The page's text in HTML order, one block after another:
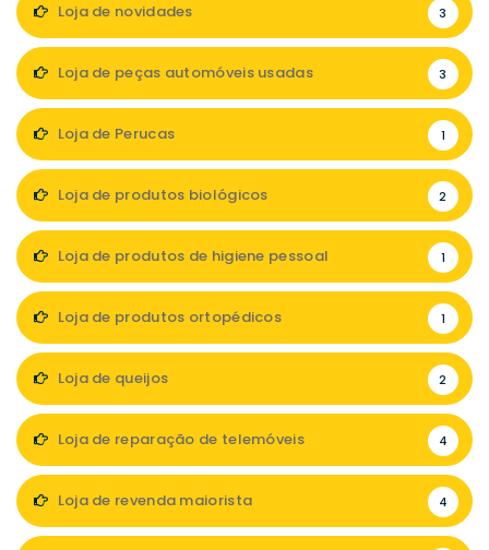
Loja de novidades 3
Loja de peças automóveis usadas 3
Loja de Perucas 1
Loja de produtos biológicos 2
Loja de produtos de higiene pessoal 1
Loja de produtos ortopédicos 1
Loja de queijos 2
Loja de reparação de telemóveis 4
Loja de revenda maiorista 4